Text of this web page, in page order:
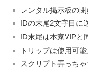
レンタル掲示板の
IDの末尾2文字目に
ID末尾は本家VIPと
トリップは使用可能
スクリプト弄っち